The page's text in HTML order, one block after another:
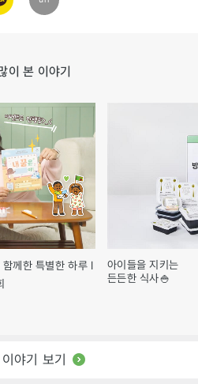
이 본 이야기
께한 특별한 하루 l
아이들을 지키는
든든한 식사🍚
야기 보기